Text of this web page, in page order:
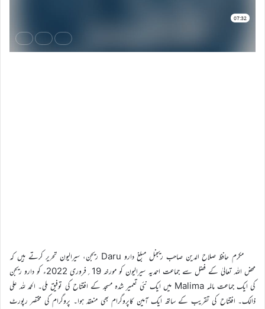
مکرم حافظ صلاح الدین صاحب ریجنل مبلغ دارو Daru ریجن، سیرالیون تحریر کرتے ہیں کہ
محض اللہ تعالیٰ کے فضل سے جماعت احمدیہ سیرالیون کو مورخہ 19؍فروری 2022ء کو دارو ریجن
کی ایک جماعت مالِمہ Malima میں ایک نئی تعمیر شدہ مسجد کے افتتاح کی توفیق ملی۔ الحمد للہ علی
ذالک۔ افتتاح کی تقریب کے ساتھ ایک آمین کاپروگرام بھی منعقد ہوا۔ پروگرام کی مختصر رپورٹ